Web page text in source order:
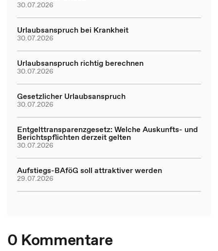
30.07.2026
Urlaubsanspruch bei Krankheit
30.07.2026
Urlaubsanspruch richtig berechnen
30.07.2026
Gesetzlicher Urlaubsanspruch
30.07.2026
Entgelttransparenzgesetz: Welche Auskunfts- und
Berichtspflichten derzeit gelten
30.07.2026
Aufstiegs-BAföG soll attraktiver werden
29.07.2026
0 Kommentare